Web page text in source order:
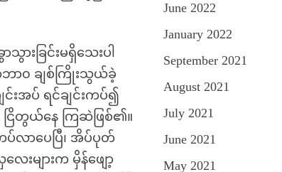
းခြင်းမရှိသေးပါ
ာ၀ ချစ်ကြိုးသွယ်ခဲ့
းအပ် ရင်ချင်းကပ်၍
ြိတွယ်နေ ကြဆဲဖြစ်၏။
လာပေပြီ၊ အိပ်ပုတ်
များက မှိန်ဖျော့
June 2022
January 2022
September 2021
August 2021
July 2021
June 2021
May 2021